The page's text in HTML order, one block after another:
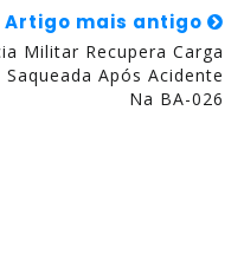
Artigo mais antigo
Militar Recupera Carga
Após Acidente
Na BA-026